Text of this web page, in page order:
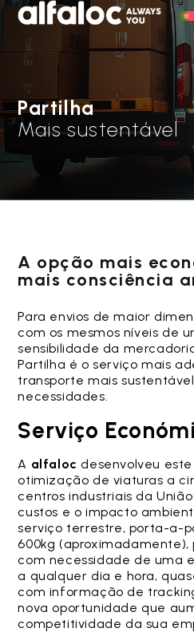
Partilha
Mais sustentável
A opção mais
mais consciência
Para envios de maior
com os mesmos níveis de
sensibilidade da
Partilha é o serviço mais
transporte mais
necessidades.
Serviço
A alfaloc desenvolveu
otimização de viaturas a
centros industriais da
custos e o impacto
serviço terrestre, porta-a-
600kg
com necessidade de uma
a qualquer dia e hora,
com informação de
nova oportunidade que
competitividade da sua